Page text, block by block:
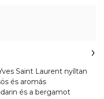
Saint Laurent nyíltan
és aromás
és a bergamot